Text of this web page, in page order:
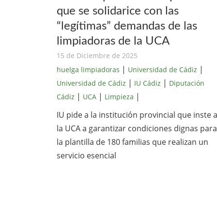
que se solidarice con las
“legítimas” demandas de las
limpiadoras de la UCA
15 de Diciembre de 2025
huelga limpiadoras | Universidad de Cádiz |
Universidad de Cádiz | IU Cádiz | Diputación
Cádiz | UCA | Limpieza |
IU pide a la institución provincial que inste a
la UCA a garantizar condiciones dignas para
la plantilla de 180 familias que realizan un
servicio esencial